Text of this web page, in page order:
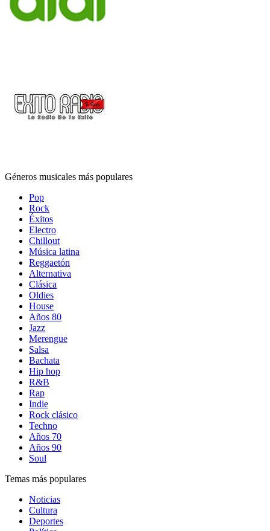
Géneros musicales más populares
Pop
Rock
Éxitos
Electro
Chillout
Música latina
Reggaetón
Alternativa
Clásica
Oldies
House
Años 80
Jazz
Merengue
Salsa
Bachata
Hip hop
R&B
Rap
Indie
Rock clásico
Techno
Años 70
Años 90
Soul
Temas más populares
Noticias
Cultura
Deportes